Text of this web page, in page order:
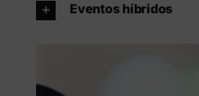
Eventos híbridos